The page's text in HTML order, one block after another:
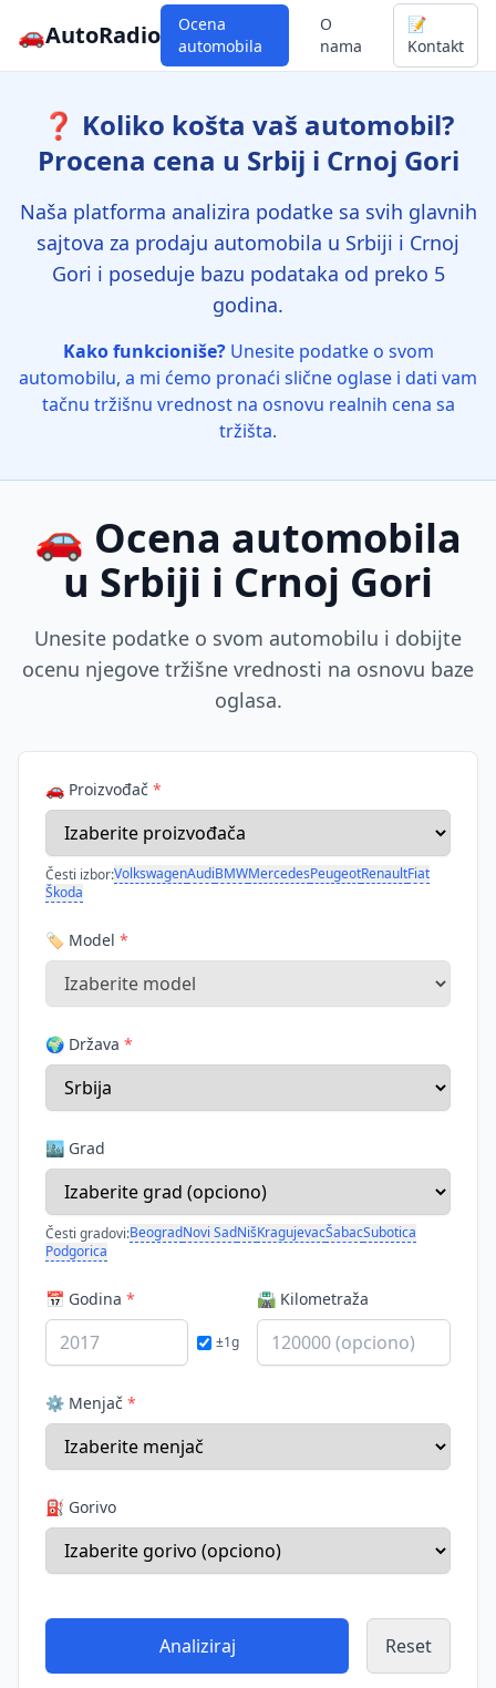
🚗AutoRadio
Ocena
automobila
O
nama
📝
Kontakt
❓ Koliko košta vaš automobil?
Procena cena u Srbij i Crnoj Gori
Naša platforma analizira podatke sa svih glavnih
sajtova za prodaju automobila u Srbiji i Crnoj
Gori i poseduje bazu podataka od preko 5
godina.
Kako funkcioniše?Unesite podatke o svom
automobilu, a mi ćemo pronaći slične oglase i dati vam
tačnu tržišnu vrednost na osnovu realnih cena sa
tržišta.
🚗 Ocena automobila
u Srbiji i Crnoj Gori
Unesite podatke o svom automobilu i dobijte
ocenu njegove tržišne vrednosti na osnovu baze
oglasa.
🚗 Proizvođač *
Česti izbor:VolkswagenAudiBMWMercedesPeugeotRenaultFiat
Škoda
🏷️ Model *
🌍 Država *
🏙️ Grad
Česti gradovi:BeogradNovi SadNišKragujevacŠabacSubotica
Podgorica
📅 Godina *
±1g
🛣️ Kilometraža
⚙️ Menjač *
⛽ Gorivo
Analiziraj Reset